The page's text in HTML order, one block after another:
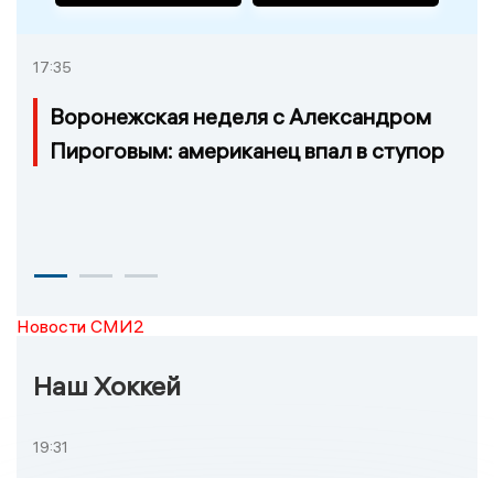
17:35
Воронежская неделя с Александром
Пироговым: американец впал в ступор
Новости СМИ2
Наш Хоккей
19:31